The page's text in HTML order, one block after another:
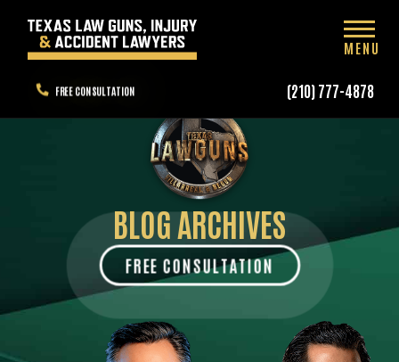
FREE CONSULTATION (210) 777-4878
MENU
BLOG ARCHIVES
FREE CONSULTATION